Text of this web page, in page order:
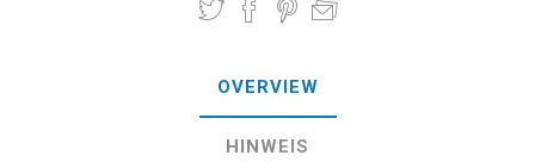
OVERVIEW
HINWEIS